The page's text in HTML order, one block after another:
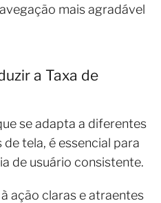
mais agradável
a Taxa de
se adapta a diferentes
tela, é essencial para
de usuário consistente.
ação claras e atraentes